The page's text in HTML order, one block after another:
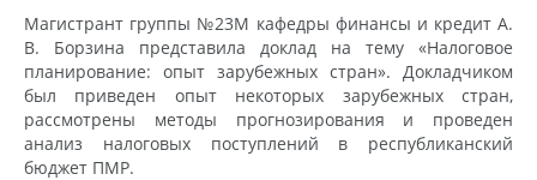
Магистрант группы №23М кафедры финансы и кредит А.
В. Борзина представила доклад на тему «Налоговое
планирование: опыт зарубежных стран». Докладчиком
был приведен опыт некоторых зарубежных стран,
рассмотрены методы прогнозирования и проведен
анализ налоговых поступлений в республиканский
бюджет ПМР.